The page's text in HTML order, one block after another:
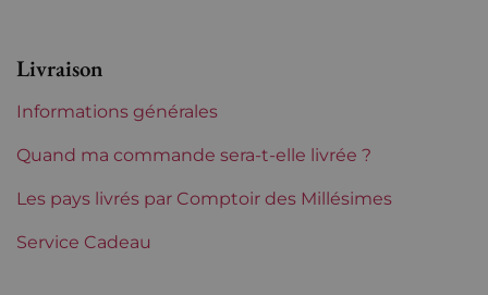
Région Rhône
Domaines du Rhône Lucien Barrot
Livraison
Informations générales
Quand ma commande sera-t-elle livrée ?
Les pays livrés par Comptoir des Millésimes
Service Cadeau